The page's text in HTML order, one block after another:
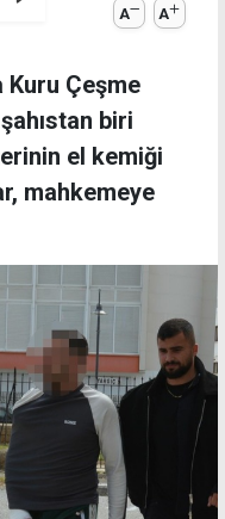
A
A
Kuru Çeşme
biri
el kemiği
mahkemeye